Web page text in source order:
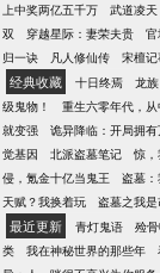
上中奖两亿五千万
武道凌天
双
穿越星际：妻荣夫贵
归一诀
凡人修仙传 宋檀
经典收藏 十日终焉 龙族
级鬼物！
重生六零年代，
就变强
诡异降临：开局拥
觉基因
北派盗墓笔记 惊
侵，氪金十亿当鬼王
盗墓
天赋？我换着玩
盗墓之我
最近更新 青灯鬼语 殓
类
我在神秘世界的那些年